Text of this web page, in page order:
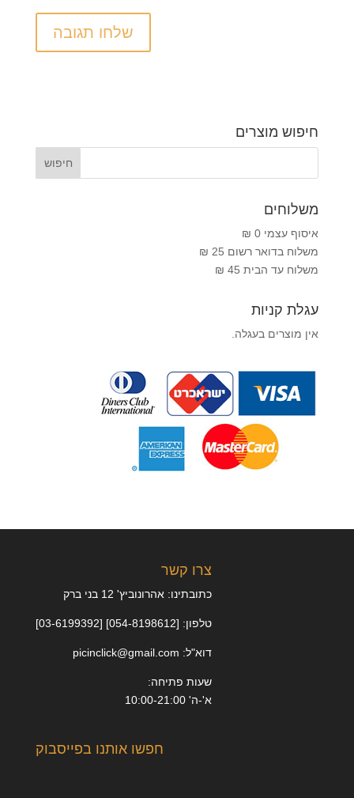
חיפוש מוצרים
משלוחים
איסוף עצמי 0 ₪
משלוח בדואר רשום 25 ₪
משלוח עד הבית 45 ₪
עגלת קניות
אין מוצרים בעגלה.
צרו קשר
כתובתינו: אהרונוביץ' 12 בני ברק
טלפון: [054-8198612] [03-6199392]
דוא"ל: picinclick@gmail.com
שעות פתיחה:
א'-ה' 10:00-21:00
חפשו אותנו בפייסבוק